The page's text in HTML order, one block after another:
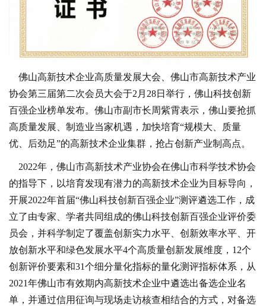
佛山高新技术企业高质量发展大会、佛山市高新技术产业
协会第三届第二次会员大会于2月28日举行，佛山科技创新
百强企业榜单发布。佛山市副市长周紫霄表示，佛山要抢抓
高质量发展、制造业当家机遇，加快培育“规模大、质量
优、后劲足”的高新技术企业集群，抢占创 新产业制高点。
2022年，佛山市高新技术产业协会在佛山市科学技术协会
的指导下，以培育发现有潜力的高新技术企业为目标导向，
开展2022年首届“佛山科技创新百强企业”测评遴选工作，成
立了由专家、学者共同组成的佛山科技创新百强企业评价委
员会，并科学制定了覆盖创新实力水平、创新效率水平、开
放创新水平和绿色发展水平4个高质量创新发展维度，12个
创新评价要素和31个细分量化指标的量化测评指标体系，从
2021年佛山市有效期内高新技术企业中遴选出备选企业名
单，并通过信用征询与现场走访核查相结合的方式，对备选